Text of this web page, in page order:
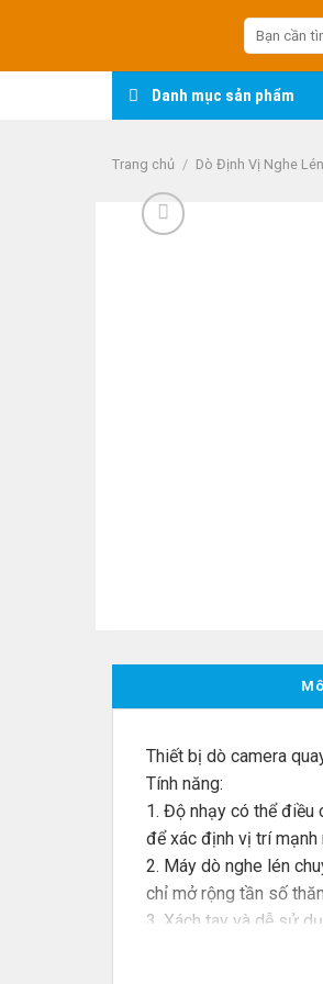
content
Tìm
kiếm:
Danh mục sản phẩm
Trang chủ / Dò Định Vị Nghe Lén
Thiết bị dò camera
Tính năng:
1. Độ nhạy có thể điều
để xác định vị trí mạnh
2. Máy dò nghe lén
chỉ mở rộng tần số
3. Xách tay và dễ sử